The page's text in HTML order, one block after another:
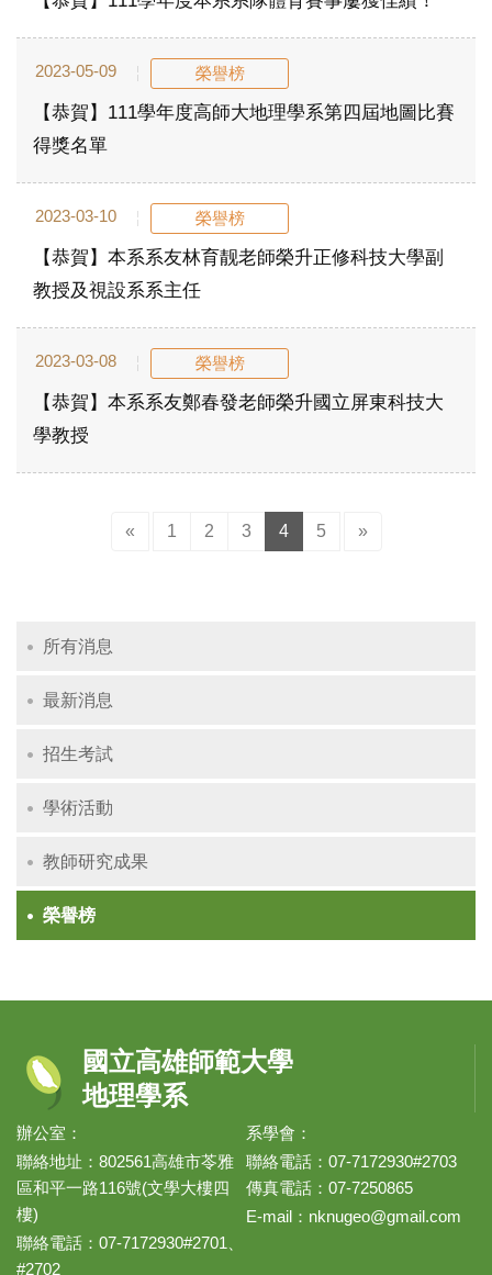
2023-05-09 榮譽榜
【恭賀】111學年度高師大地理學系第四屆地圖比賽
得獎名單
2023-03-10 榮譽榜
【恭賀】本系系友林育靓老師榮升正修科技大學副
教授及視設系系主任
2023-03-08 榮譽榜
【恭賀】本系系友鄭春發老師榮升國立屏東科技大
學教授
«Previous
1 2 3 4(current)
5 »Next
所有消息
最新消息
招生考試
學術活動
教師研究成果
榮譽榜
國立高雄師範大學
地理學系
辦公室：
聯絡地址：802561高雄市苓雅
區和平一路116號(文學大樓四
樓)
聯絡電話：07-7172930#2701、
#2702
系學會：
聯絡電話：07-7172930#2703
傳真電話：07-7250865
E-mail： nknugeo@gmail.com